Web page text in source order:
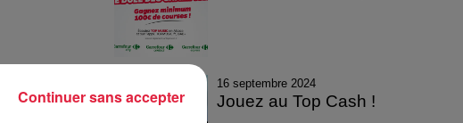
16 septembre 2024
Jouez au Top Cash !
Continuer sans accepter